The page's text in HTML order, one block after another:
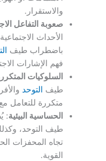
والاستقرار.
صعوبة التفاعل
الأحداث
باضطراب طيف
فهم الإشارات
السلوكيات
طيف التوحد
متكررة للتعامل
الحساسية البيئية:
طيف التوحد،
تجاه المحفزات
القوية.